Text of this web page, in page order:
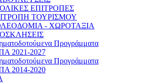
ΕΠΙΤΡΟΠΕΣ
ΤΟΥΡΙΣΜΟΥ
- ΧΩΡΟΤΑΞΙΑ
Προγράμματα
2021-2027
Προγράμματα
2014-2020